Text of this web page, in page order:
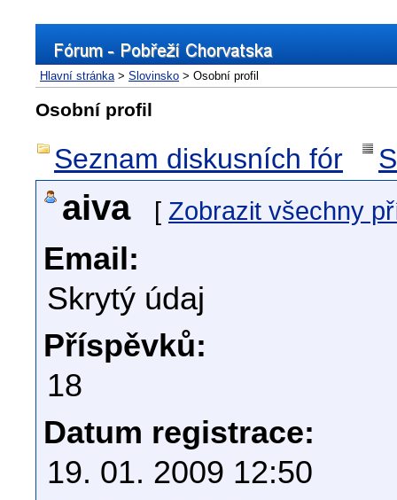
Hlavní stránka> Slovinsko > Osobní profil
Osobní profil
Seznam diskusních fór
aiva [ Zobrazit všechny
Email:
Skrytý údaj
Příspěvků:
18
Datum registrace:
19. 01. 2009 12:50